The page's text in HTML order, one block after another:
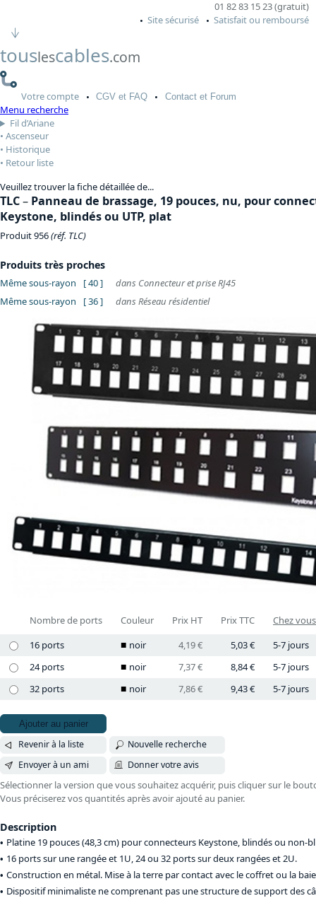
01 82 83 15 23 (gratuit)
Site sécurisé
Satisfait ou remboursé
touslescables.com
Votrecompte CGV et FAQ Contactet Forum
Menu recherche
Fil d’Ariane
Ascenseur
Historique
Retour liste
Veuillez trouver la fiche détaillée de...
TLC– Panneau de brassage, 19 pouces, nu, pour
Keystone, blindés ou UTP, plat
Produit 956(réf. TLC)
Produits très proches
Même sous-rayon [ 40 ]
dans Connecteur et prise RJ45
Même sous-rayon
[ 36 ] dans Réseau résidentiel
Nombre de ports Couleur Prix HT Prix TTC
Chez
16 ports
noir 4,19 € 5,03 €
5-7 jours
24 ports
noir 7,37 € 8,84 €
5-7 jours
32 ports
noir 7,86 € 9,43 € 5-7 jours
Ajouter au panier
Revenir à la liste
Nouvelle recherche
Envoyer à un ami
Donner votre avis
Sélectionner la version que vous souhaitez acquérir, puis cliquer sur le
Vous préciserez vos quantités après avoir ajouté au panier.
Description
Platine 19 pouces (48,3 cm) pour connecteurs Keystone, blindés ou non-
16 ports sur une rangée et 1U, 24 ou 32 ports sur deux rangées et 2U.
Construction en métal. Mise à la terre par contact avec le coffret ou la
Dispositif minimaliste ne comprenant pas une structure de support des